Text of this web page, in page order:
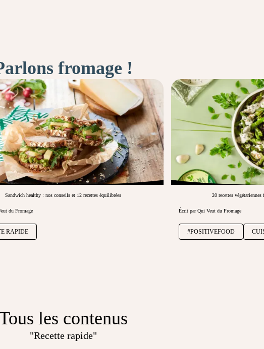
fromage !
Sandwich healthy : nos conseils et 12 recettes équilibrées
du Fromage
RAPIDE
20 recettes
Écrit par Qui Veut du Fromage
#POSITIVEFOOD
les contenus
"Recette rapide"